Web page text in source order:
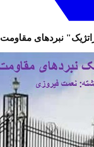
نبردهای مقاومت